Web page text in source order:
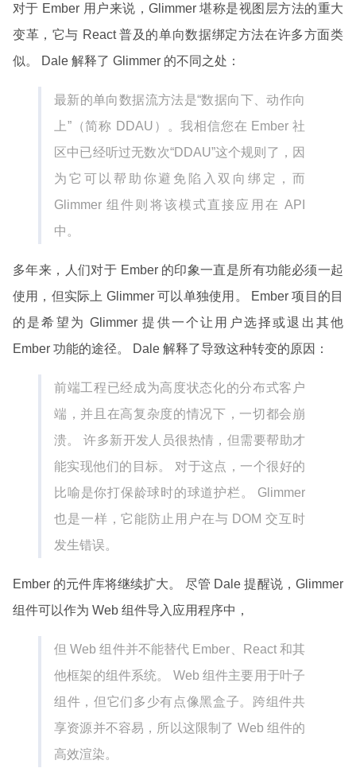
对于 Ember 用户来说，Glimmer 堪称是视图层方法的重大
变革，它与 React 普及的单向数据绑定方法在许多方面类
似。 Dale 解释了 Glimmer 的不同之处：
最新的单向数据流方法是“数据向下、动作向
上”（简称 DDAU）。我相信您在 Ember 社
区中已经听过无数次“DDAU”这个规则了，因
为它可以帮助你避免陷入双向绑定，而
Glimmer 组件则将该模式直接应用在 API
中。
多年来，人们对于 Ember 的印象一直是所有功能必须一起
使用，但实际上 Glimmer 可以单独使用。 Ember 项目的目
的是希望为 Glimmer 提供一个让用户选择或退出其他
Ember 功能的途径。 Dale 解释了导致这种转变的原因：
前端工程已经成为高度状态化的分布式客户
端，并且在高复杂度的情况下，一切都会崩
溃。 许多新开发人员很热情，但需要帮助才
能实现他们的目标。 对于这点，一个很好的
比喻是你打保龄球时的球道护栏。 Glimmer
也是一样，它能防止用户在与 DOM 交互时
发生错误。
Ember 的元件库将继续扩大。 尽管 Dale 提醒说，Glimmer
组件可以作为 Web 组件导入应用程序中，
但 Web 组件并不能替代 Ember、React 和其
他框架的组件系统。 Web 组件主要用于叶子
组件，但它们多少有点像黑盒子。跨组件共
享资源并不容易，所以这限制了 Web 组件的
高效渲染。